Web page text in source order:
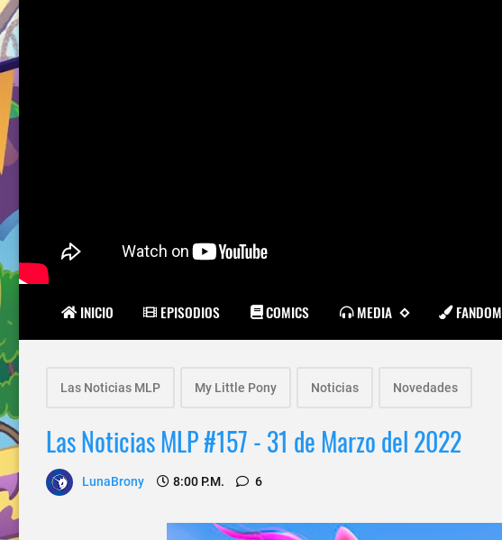
INICIO EPISODIOS COMICS MEDIA FANDOM
Las Noticias MLP My Little Pony Noticias Novedades
Las Noticias MLP #157 - 31 de Marzo del 2022
LunaBrony 8:00 P.m. 6